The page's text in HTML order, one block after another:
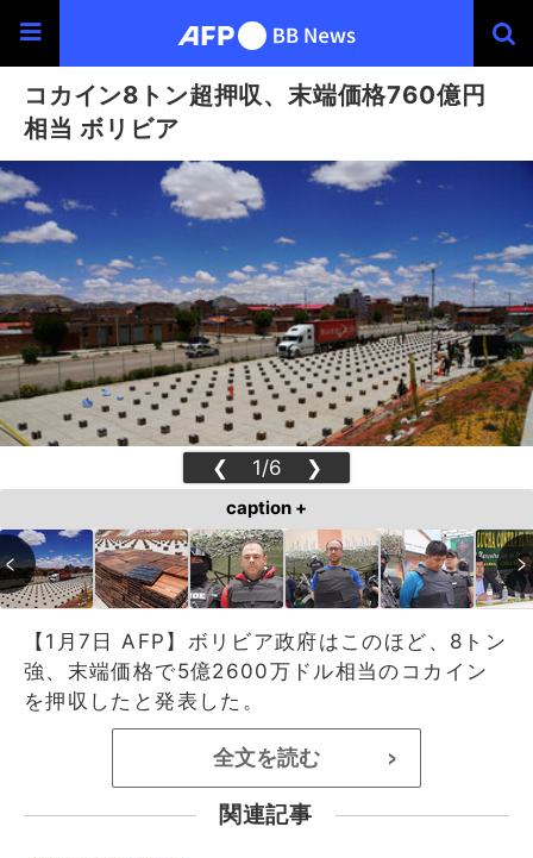
コカイン8トン超押収、末端価格760億円
相当 ボリビア
❮ 1/6 ❯
caption +
【1月7日 AFP】ボリビア政府はこのほど、8トン
強、末端価格で5億2600万ドル相当のコカイン
を押収したと発表した。
全文を読む >
関連記事